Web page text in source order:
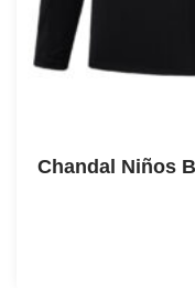
Chandal Niños